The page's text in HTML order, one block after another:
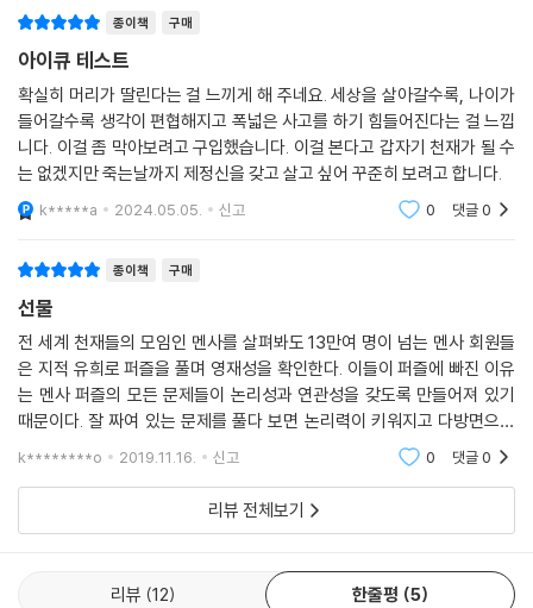
종이책 구매
아이큐 테스트
확실히 머리가 딸린다는 걸 느끼게 해 주네요. 세상을 살아갈수록, 나이가
들어갈수록 생각이 편협해지고 폭넓은 사고를 하기 힘들어진다는 걸 느낍
니다. 이걸 좀 막아보려고 구입했습니다. 이걸 본다고 갑자기 천재가 될 수
는 없겠지만 죽는날까지 제정신을 갖고 살고 싶어 꾸준히 보려고 합니다.
k*****a 2024.05.05. 신고 0 댓글0
종이책 구매
선물
전 세계 천재들의 모임인 멘사를 살펴봐도 13만여 명이 넘는 멘사 회원들
은 지적 유희로 퍼즐을 풀며 영재성을 확인한다. 이들이 퍼즐에 빠진 이유
는 멘사 퍼즐의 모든 문제들이 논리성과 연관성을 갖도록 만들어져 있기
때문이다. 잘 짜여 있는 문제를 풀다 보면 논리력이 키워지고 다방면으로
생각하는 힘이 길러진다. 즉 꾸준히 문제에 도전하고 해결하며 천재성을
k********o 2019.11.16. 신고 0 댓글0
리뷰 전체보기
리뷰 12 한줄평 5